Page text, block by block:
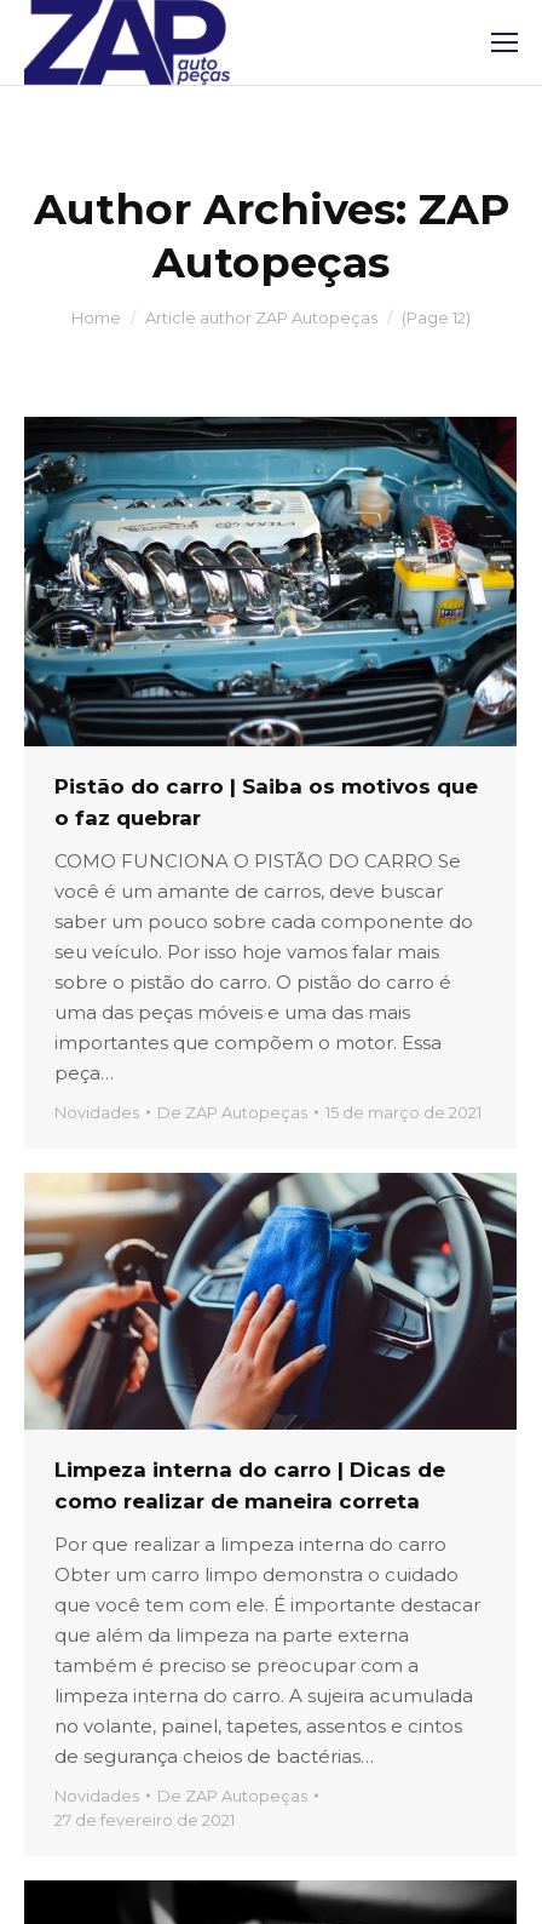
Author Archives: ZAP
Autopeças
You are here:
Home Article author ZAP Autopeças (Page 12)
Pistão do carro | Saiba os motivos que
o faz quebrar
COMO FUNCIONA O PISTÃO DO CARRO Se
você é um amante de carros, deve buscar
saber um pouco sobre cada componente do
seu veículo. Por isso hoje vamos falar mais
sobre o pistão do carro. O pistão do carro é
uma das peças móveis e uma das mais
importantes que compõem o motor. Essa
peça…
Novidades De ZAP Autopeças 15 de março de 2021
Limpeza interna do carro | Dicas de
como realizar de maneira correta
Por que realizar a limpeza interna do carro
Obter um carro limpo demonstra o cuidado
que você tem com ele. É importante destacar
que além da limpeza na parte externa
também é preciso se preocupar com a
limpeza interna do carro. A sujeira acumulada
no volante, painel, tapetes, assentos e cintos
de segurança cheios de bactérias…
Novidades De ZAP Autopeças
27 de fevereiro de 2021